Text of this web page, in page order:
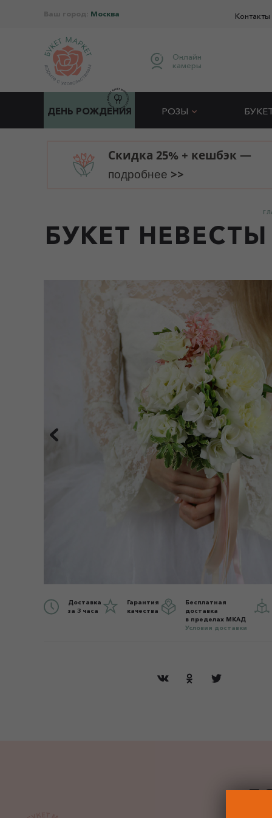
Ваш город: Москва Контакты
Онлайн
камеры
ДЕНЬ РОЖДЕНИЯ РОЗЫ
Скидка 25% + кешбэк —
подробнее >>
БУКЕТ
Доставка
за 3 часа
Гарантия
качества
Бесплатная
доставка
в пределах МКАД
Условия доставки